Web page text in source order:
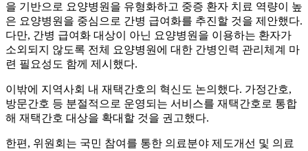
을 기반으로 요양병원을 유형화하고 중증 환자 치료 역량이 높
은 요양병원을 중심으로 간병 급여화를 추진할 것을 제안했다.
다만, 간병 급여화 대상이 아닌 요양병원을 이용하는 환자가
소외되지 않도록 전체 요양병원에 대한 간병인력 관리체계 마
련 필요성도 함께 제시했다.
이밖에 지역사회 내 재택간호의 혁신도 논의했다. 가정간호,
방문간호 등 분절적으로 운영되는 서비스를 재택간호로 통합
해 재택간호 대상을 확대할 것을 권고했다.
한편, 위원회는 국민 참여를 통한 의료분야 제도개선 및 의료